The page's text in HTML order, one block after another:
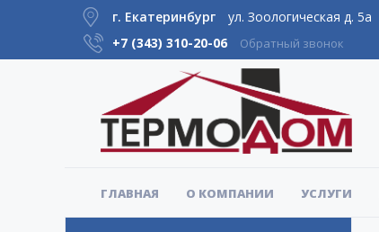
г. Екатеринбург
ул. Зоологическая д. 5а
+7 (343) 310-20-06 Обратный звонок
ГЛАВНАЯ О КОМПАНИИ УСЛУГИ